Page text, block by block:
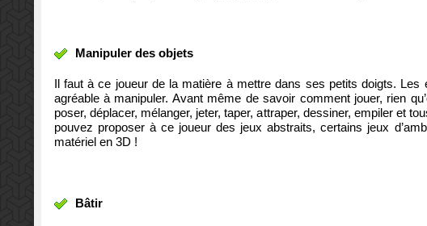
Manipuler des objets
Il faut à ce joueur de la matière à mettre dans ses petits doigts.
agréable à manipuler. Avant même de savoir comment jouer, rien
poser, déplacer, mélanger, jeter, taper, attraper, dessiner, empiler et
pouvez proposer à ce joueur des jeux abstraits, certains jeux
matériel en 3D !
Bâtir